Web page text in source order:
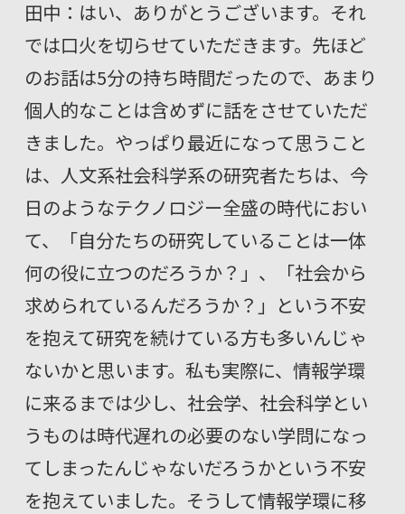
田中：はい、ありがとうございます。それ
では口火を切らせていただきます。先ほど
のお話は5分の持ち時間だったので、あまり
個人的なことは含めずに話をさせていただ
きました。やっぱり最近になって思うこと
は、人文系社会科学系の研究者たちは、今
日のようなテクノロジー全盛の時代におい
て、「自分たちの研究していることは一体
何の役に立つのだろうか？」、「社会から
求められているんだろうか？」という不安
を抱えて研究を続けている方も多いんじゃ
ないかと思います。私も実際に、情報学環
に来るまでは少し、社会学、社会科学とい
うものは時代遅れの必要のない学問になっ
てしまったんじゃないだろうかという不安
を抱えていました。そうして情報学環に移